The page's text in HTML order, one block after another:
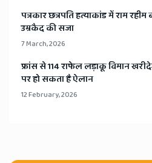
​पत्रकार छत्रपति हत्याकांड में राम
उम्रकैद की सजा
7 March, 2026
​फ्रांस से 114 राफेल लड़ाकू विमान
पर हो सकता है ऐलान
12 February, 2026